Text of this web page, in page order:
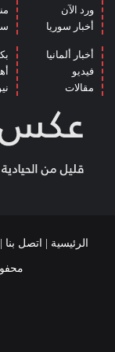
ورد الآن
أخبار سوريا
أخبار ألمانيا
فيديو
مقالات
الرئيسية اتصل بنا